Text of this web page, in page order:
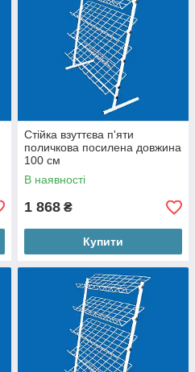
Стійка взуттєва п'яти
поличкова посилена довжина
100 см
В наявності
1 868 ₴
Купити